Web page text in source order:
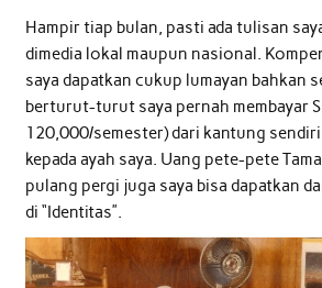
Hampir tiap bulan, pasti ada tulisan
dimedia lokal maupun nasional.
saya dapatkan cukup lumayan bahkan
berturut-turut saya pernah membayar
120,000/semester) dari kantung
kepada ayah saya. Uang pete-pete
pulang pergi juga saya bisa dapatkan
di “Identitas”.